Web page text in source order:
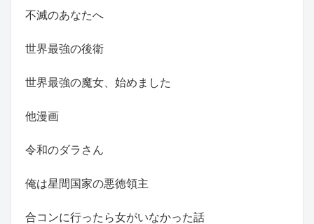
不滅のあなたへ
世界最強の後衛
世界最強の魔女、始めました
他漫画
令和のダラさん
俺は星間国家の悪徳領主
合コンに行ったら女がいなかった話